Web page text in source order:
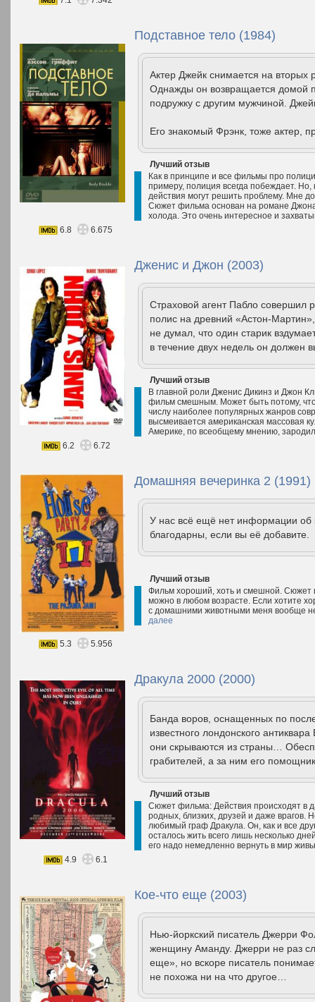
Подставное тело (1984)
Актер Джейк снимается на
Однажды он возвращается домой
подружку с другим мужчиной.
Его знакомый Фрэнк, тоже актер,
Лучший отзыв
Как в принципе и все фильмы про
примеру, полиция всегда побеждает.
действия могут решить проблему. Мне
Сюжет фильма основан на романе
холода. Это очень интересное и
6.8
6.675
Дженис и Джон (2003)
Страховой агент Пабло совершил
полис на древний «Астон-
не думал, что один старик
в течение двух недель он должен
Лучший отзыв
В главной роли Дженис Дикинз и Джон
фильм смешным. Может быть потому, что
числу наиболее популярных жанров
высмеивается американская массовая
Америке, по всеобщему мнению,
6.2
6.72
Домашняя вечеринка 2 (1991)
У нас всё ещё нет информации
благодарны, если вы её добавите.
Лучший отзыв
Фильм хороший, хоть и смешной. Сюжет
можно в любом возрасте. Если хотите
с домашними животными меня вообще
далее
5.3 5.956
Дракула 2000 (2000)
Банда воров, оснащенных по
известного лондонского
они скрываются из страны…
грабителей, а за ним его
Лучший отзыв
Сюжет фильма: Действия происходят в
родных, близких, друзей и даже врагов.
любимый граф Дракула. Он, как и все
осталось жить всего лишь несколько
его надо немедленно вернуть в мир
4.9
6.1
Кое-что еще (2003)
Нью-йоркский писатель Джерри
женщину Аманду. Джерри не раз
еще», но вскоре писатель
не похожа ни на что другое…